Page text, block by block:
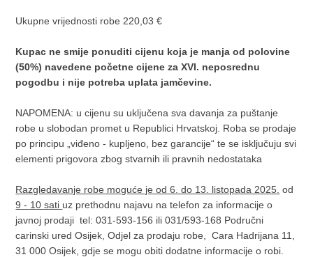
Ukupne vrijednosti robe 220,03 €
Kupac ne smije ponuditi cijenu koja je manja od polovine
(50%) navedene početne cijene za XVI. neposrednu
pogodbu i nije potreba uplata jamčevine.
NAPOMENA: u cijenu su uključena sva davanja za puštanje
robe u slobodan promet u Republici Hrvatskoj. Roba se prodaje
po principu „viđeno - kupljeno, bez garancije“ te se isključuju svi
elementi prigovora zbog stvarnih ili pravnih nedostataka
Razgledavanje robe moguće je od 6. do 13. listopada 2025. od
9 - 10 sati uz prethodnu najavu na telefon za informacije o
javnoj prodaji tel: 031-593-156 ili 031/593-168 Područni
carinski ured Osijek, Odjel za prodaju robe, Cara Hadrijana 11,
31 000 Osijek, gdje se mogu obiti dodatne informacije o robi.